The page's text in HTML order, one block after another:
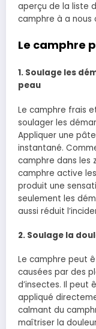
aperçu de la liste
camphre à a nous
Le camphre
1. Soulage les
peau
Le camphre frais
soulager les
Appliquer une
instantané.
camphre dans les
camphre active
produit une
seulement les
aussi réduit
2. Soulage la
Le camphre peut
causées par des
d’insectes. Il peut
appliqué
calmant du
maîtriser la